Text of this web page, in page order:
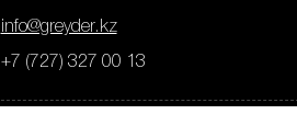
info@greyder.kz
+7 (727) 327 00 13